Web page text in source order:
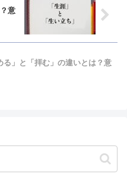
意
る」と「拝む」の違いとは？意